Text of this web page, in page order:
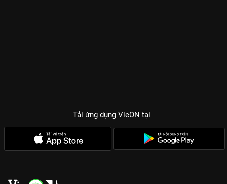
Tải ứng dụng VieON tại